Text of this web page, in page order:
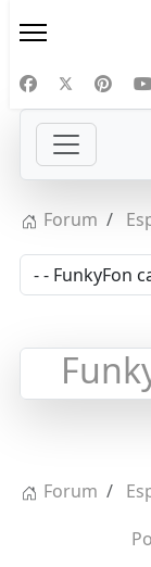
Forum
Forum